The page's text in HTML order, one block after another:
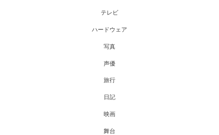
テレビ
ハードウェア
写真
声優
旅行
日記
映画
舞台